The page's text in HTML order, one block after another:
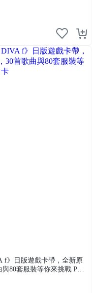
f》日版遊戲卡帶，全新原
80套服裝等你來挑戰 PSV